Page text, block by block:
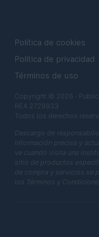
Política de cookies
Política de privacidad
Términos de uso
Copyright © 2026 ·
REA 2729933
Todos los derechos
Descargo de
información precisa y
ve cuando visita una
sitio de productos
de compra y servicios se
los Términos y